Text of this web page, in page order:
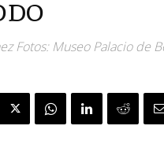
Fotos: Museo Palacio de